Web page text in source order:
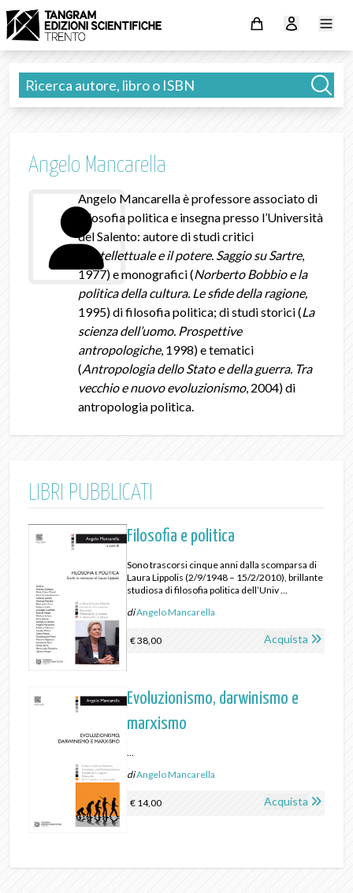
Angelo Mancarella
Angelo Mancarella è professore associato di
Filosofia politica e insegna presso l’Università
del Salento: autore di studi critici
(L’intellettuale e il potere. Saggio su Sartre,
1977) e monografici (Norberto Bobbio e la
politica della cultura. Le sfide della ragione,
1995) di filosofia politica; di studi storici (La
scienza dell’uomo. Prospettive
antropologiche, 1998) e tematici
(Antropologia dello Stato e della guerra. Tra
vecchio e nuovo evoluzionismo, 2004) di
antropologia politica.
LIBRI PUBBLICATI
Filosofia e politica
Sono trascorsi cinque anni dalla scomparsa di
Laura Lippolis (2/9/1948 – 15/2/2010), brillante
studiosa di filosofia politica dell’Univ ...
diAngelo Mancarella
€ 38,00 Acquista
Evoluzionismo, darwinismo e
marxismo
diAngelo Mancarella
€ 14,00 Acquista